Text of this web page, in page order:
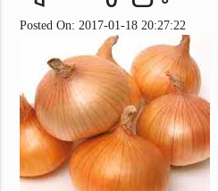
Posted On: 2017-01-18 20:27:22